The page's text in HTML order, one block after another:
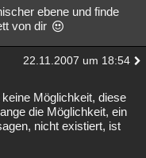
ebene und finde
von dir
22.11.2007 um 18:54
Möglichkeit, diese
die Möglichkeit, ein
nicht existiert, ist